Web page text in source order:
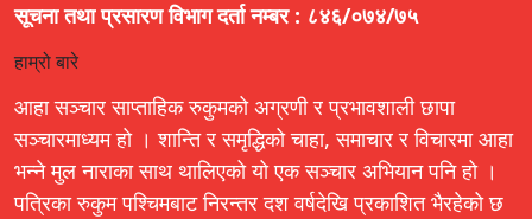
सूचना तथा प्रसारण विभाग दर्ता नम्बर : ८४६/०७४/७५
हाम्रो बारे
आहा सञ्चार साप्ताहिक रुकुमको अग्रणी र प्रभावशाली छापा
सञ्चारमाध्यम हो । शान्ति र समृद्धिको चाहा, समाचार र विचारमा आहा
भन्ने मुल नाराका साथ थालिएको यो एक सञ्चार अभियान पनि हो ।
पत्रिका रुकुम पश्चिमबाट निरन्तर दश वर्षदेखि प्रकाशित भैरहेको छ